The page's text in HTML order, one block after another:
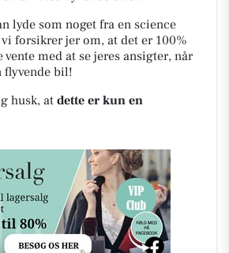
lyde som noget fra en science
forsikrer jer om, at det er 100%
vente med at se jeres ansigter, når
flyvende bil!
husk, at dette er kun en